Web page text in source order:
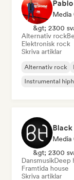
Media
&gt; 2300
Alternativ rock
Elektronisk rock
Skriva artiklar
Alternativ rock
Instrumental
Media
&gt; 2300
DansmusikDeep
Framtida house
Skriva artiklar